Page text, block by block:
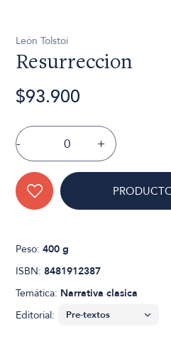
León Tolstoi
Resurreccion
$93.900
- +
Peso:400 g
ISBN:8481912387
Temática: Narrativa clasica
Editorial: